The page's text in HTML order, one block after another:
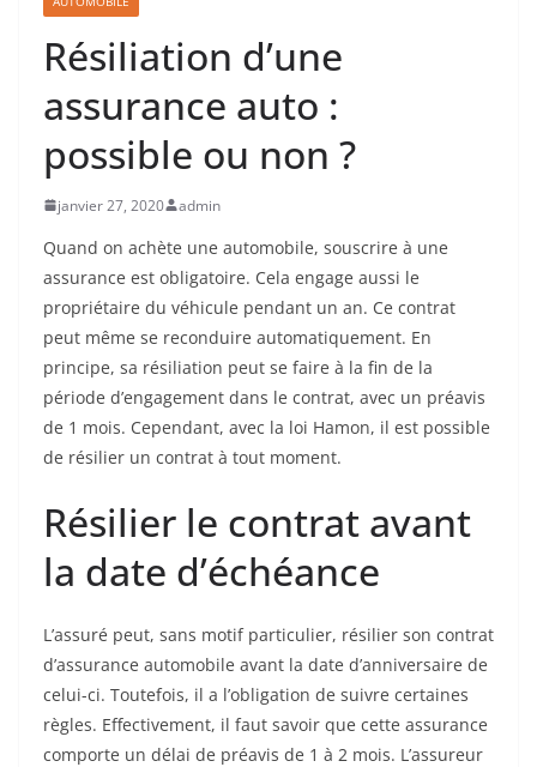
Résiliation d’une
assurance auto :
possible ou non ?
janvier 27, 2020 admin
Quand on achète une automobile, souscrire à une
assurance est obligatoire. Cela engage aussi le
propriétaire du véhicule pendant un an. Ce contrat
peut même se reconduire automatiquement. En
principe, sa résiliation peut se faire à la fin de la
période d’engagement dans le contrat, avec un préavis
de 1 mois. Cependant, avec la loi Hamon, il est possible
de résilier un contrat à tout moment.
Résilier le contrat avant
la date d’échéance
L’assuré peut, sans motif particulier, résilier son contrat
d’assurance automobile avant la date d’anniversaire de
celui-ci. Toutefois, il a l’obligation de suivre certaines
règles. Effectivement, il faut savoir que cette assurance
comporte un délai de préavis de 1 à 2 mois. L’assureur